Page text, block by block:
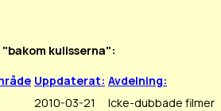
kulisserna":
Uppdaterat: Avdelning:
2010-03-21
Icke-dubbade filmer